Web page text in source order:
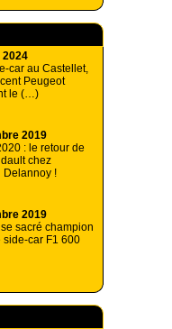
2024
car au Castellet,
Peugeot
le (…)
2019
: le retour de
chez
Delannoy !
2019
sacré champion
side-car F1 600